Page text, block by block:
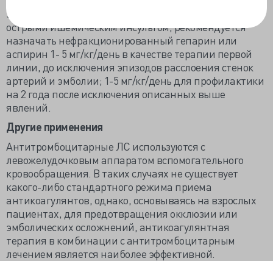
эпизодом. При серповидно-клеточной анемии с
острыми ишемическим инсультом, рекомендуется
назначать нефракционированный гепарин или
аспирин 1- 5 мг/кг/день в качестве терапии первой
линии, до исключения эпизодов расслоения стенок
артерий и эмболии; 1-5 мг/кг/день для профилактики
на 2 года после исключения описанных выше
явлений.
Другие применения
Антитромбоцитарные ЛС используются с
левожелудочковым аппаратом вспомогательного
кровообращения. В таких случаях не существует
какого-либо стандартного режима приема
антикоагулянтов, однако, основываясь на взрослых
пациентах, для предотвращения окклюзии или
эмболических осложнений, антикоагулянтная
терапия в комбинации с антитромбоцитарным
лечением является наиболее эффективной.